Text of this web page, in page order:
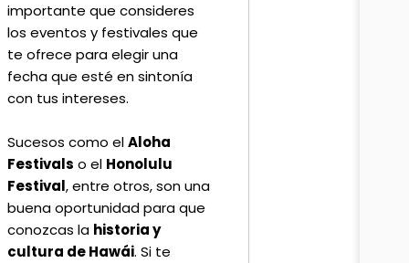
importante que consideres
los eventos y festivales que
te ofrece para elegir una
fecha que esté en sintonía
con tus intereses.
Sucesos como elAloha
Festivals o el Honolulu
Festival, entre otros, son una
buena oportunidad para que
conozcas la historia y
cultura de Hawái. Si te